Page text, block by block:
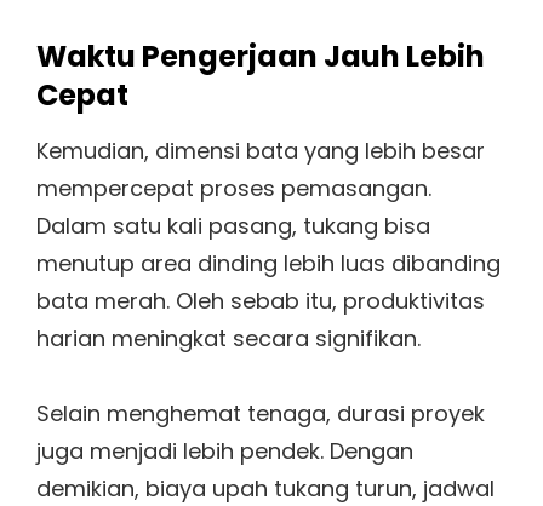
Waktu Pengerjaan Jauh Lebih
Cepat
Kemudian, dimensi bata yang lebih besar
mempercepat proses pemasangan.
Dalam satu kali pasang, tukang bisa
menutup area dinding lebih luas dibanding
bata merah. Oleh sebab itu, produktivitas
harian meningkat secara signifikan.
Selain menghemat tenaga, durasi proyek
juga menjadi lebih pendek. Dengan
demikian, biaya upah tukang turun, jadwal